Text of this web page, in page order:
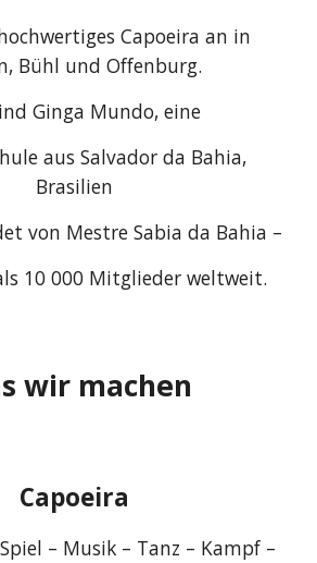
Capoeira an in
Bühl und Offenburg.
Ginga Mundo, eine
aus Salvador da Bahia,
Brasilien
von Mestre Sabia da Bahia –
10 000 Mitglieder weltweit.
wir machen
Capoeira
– Musik – Tanz – Kampf –